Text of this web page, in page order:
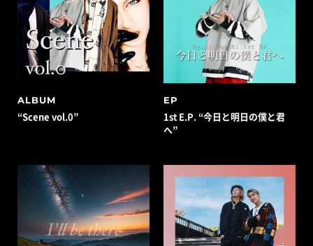
ALBUM
“Scene vol.0”
EP
1st E.P. “今日と明日の僕と君
へ”